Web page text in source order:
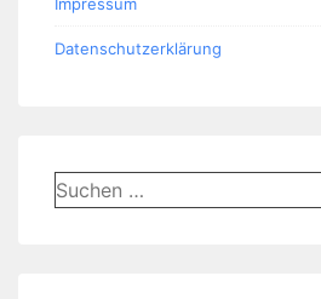
Datenschutzerklärung
Suchen
nach: